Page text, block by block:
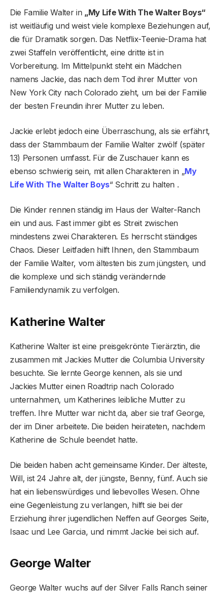
Die Familie Walter in „My Life With The Walter Boys“
ist weitläufig und weist viele komplexe Beziehungen auf,
die für Dramatik sorgen. Das Netflix-Teenie-Drama hat
zwei Staffeln veröffentlicht, eine dritte ist in
Vorbereitung. Im Mittelpunkt steht ein Mädchen
namens Jackie, das nach dem Tod ihrer Mutter von
New York City nach Colorado zieht, um bei der Familie
der besten Freundin ihrer Mutter zu leben.
Jackie erlebt jedoch eine Überraschung, als sie erfährt,
dass der Stammbaum der Familie Walter zwölf (später
13) Personen umfasst. Für die Zuschauer kann es
ebenso schwierig sein, mit allen Charakteren in „My
Life With The Walter Boys“ Schritt zu halten .
Die Kinder rennen ständig im Haus der Walter-Ranch
ein und aus. Fast immer gibt es Streit zwischen
mindestens zwei Charakteren. Es herrscht ständiges
Chaos. Dieser Leitfaden hilft Ihnen, den Stammbaum
der Familie Walter, vom ältesten bis zum jüngsten, und
die komplexe und sich ständig verändernde
Familiendynamik zu verfolgen.
Katherine Walter
Katherine Walter ist eine preisgekrönte Tierärztin, die
zusammen mit Jackies Mutter die Columbia University
besuchte. Sie lernte George kennen, als sie und
Jackies Mutter einen Roadtrip nach Colorado
unternahmen, um Katherines leibliche Mutter zu
treffen. Ihre Mutter war nicht da, aber sie traf George,
der im Diner arbeitete. Die beiden heirateten, nachdem
Katherine die Schule beendet hatte.
Die beiden haben acht gemeinsame Kinder. Der älteste,
Will, ist 24 Jahre alt, der jüngste, Benny, fünf. Auch sie
hat ein liebenswürdiges und liebevolles Wesen. Ohne
eine Gegenleistung zu verlangen, hilft sie bei der
Erziehung ihrer jugendlichen Neffen auf Georges Seite,
Isaac und Lee Garcia, und nimmt Jackie bei sich auf.
George Walter
George Walter wuchs auf der Silver Falls Ranch seiner